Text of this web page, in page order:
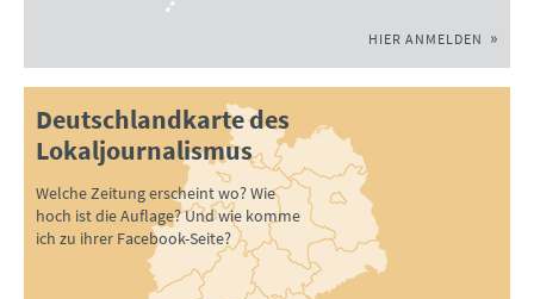
HIER ANMELDEN
Deutschlandkarte des
Lokaljournalismus
Welche Zeitung erscheint wo? Wie
hoch ist die Auflage? Und wie komme
ich zu ihrer Facebook-Seite?